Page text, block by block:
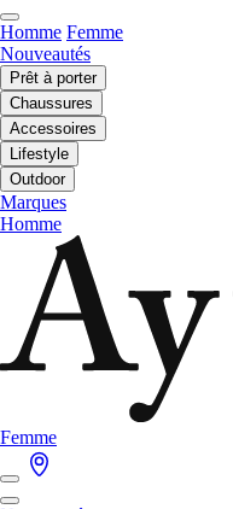
Homme Femme
Nouveautés
Prêt à porter
Chaussures
Accessoires
Lifestyle
Outdoor
Marques
Homme
Femme